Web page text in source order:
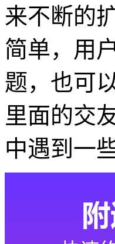
来不断的
简单，用
题，也可
里面的交
中遇到一